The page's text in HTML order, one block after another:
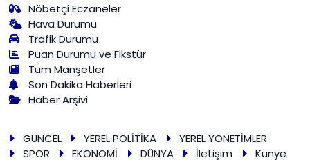
Nöbetçi Eczaneler
Hava Durumu
Trafik Durumu
Puan Durumu ve Fikstür
Tüm Manşetler
Son Dakika Haberleri
Haber Arşivi
GÜNCEL YEREL POLİTİKA
YEREL YÖNETİMLER
SPOR
EKONOMİ DÜNYA İletişim Künye